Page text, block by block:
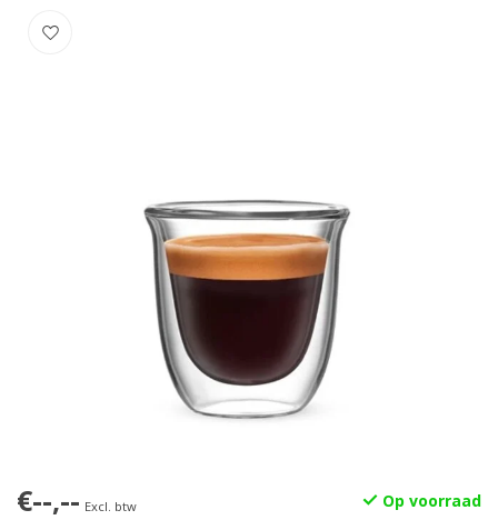
€--,-- Excl. btw Op voorraad